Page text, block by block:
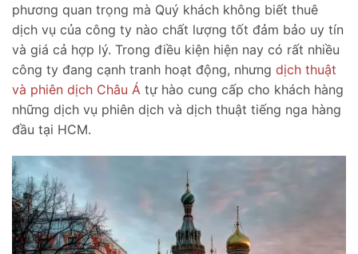
phương quan trọng mà Quý khách không biết thuê
dịch vụ của công ty nào chất lượng tốt đảm bảo uy tín
và giá cả hợp lý. Trong điều kiện hiện nay có rất nhiều
công ty đang cạnh tranh hoạt động, nhưng dịch thuật
và phiên dịch Châu Á tự hào cung cấp cho khách hàng
những dịch vụ phiên dịch và dịch thuật tiếng nga hàng
đầu tại HCM.